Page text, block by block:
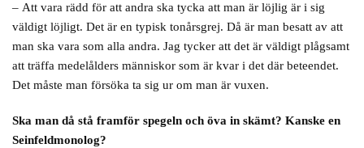
– Att vara rädd för att andra ska tycka att man är löjlig är i sig
väldigt löjligt. Det är en typisk tonårsgrej. Då är man besatt av att
man ska vara som alla andra. Jag tycker att det är väldigt plågsamt
att träffa medelålders människor som är kvar i det där beteendet.
Det måste man försöka ta sig ur om man är vuxen.
Ska man då stå framför spegeln och öva in skämt? Kanske en
Seinfeldmonolog?